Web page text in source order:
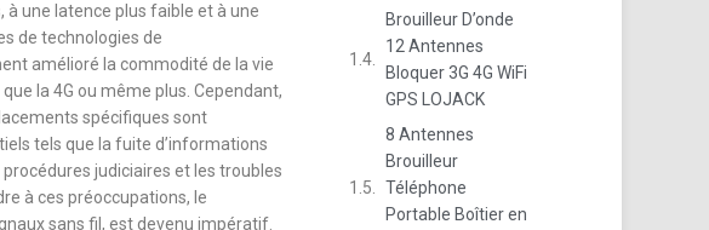
à une latence plus faible et à une
de technologies de
amélioré la commodité de la vie
la 4G ou même plus. Cependant,
spécifiques sont
tels que la fuite d’informations
judiciaires et les troubles
à ces préoccupations, le
sans fil, est devenu impératif.
Brouilleur D’onde
12 Antennes
Bloquer 3G 4G WiFi
GPS LOJACK
8 Antennes
Brouilleur
Téléphone
Portable Boîtier en